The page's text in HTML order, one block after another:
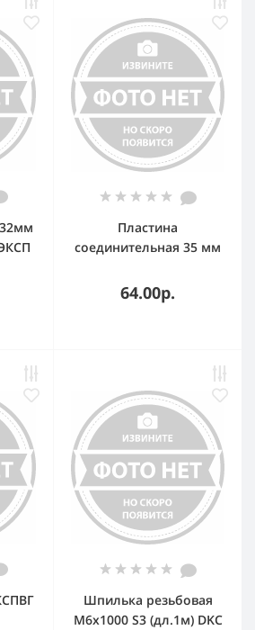
Пластина
соединительная 35 мм
64.00р.
Шпилька резьбовая
М6х1000 S3 (дл.1м) DKC